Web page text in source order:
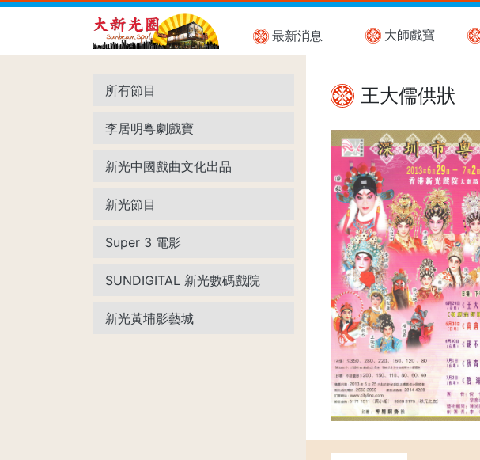
最新消息 大師戲寶
所有節目
李居明粵劇戲寶
新光中國戲曲文化出品
新光節目
Super 3 電影
SUNDIGITAL 新光數碼戲院
新光黃埔影藝城
王大儒供狀